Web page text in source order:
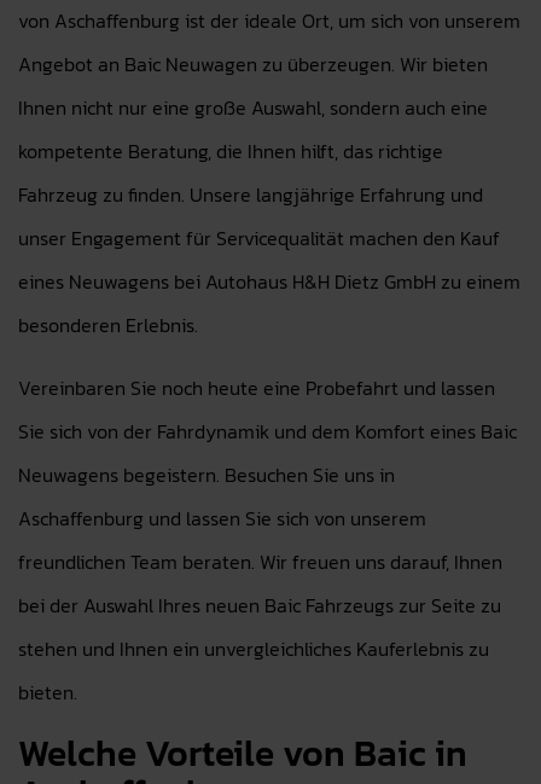
von Aschaffenburg ist der ideale Ort, um sich von unserem
Angebot an Baic Neuwagen zu überzeugen. Wir bieten
Ihnen nicht nur eine große Auswahl, sondern auch eine
kompetente Beratung, die Ihnen hilft, das richtige
Fahrzeug zu finden. Unsere langjährige Erfahrung und
unser Engagement für Servicequalität machen den Kauf
eines Neuwagens bei Autohaus H&H Dietz GmbH zu einem
besonderen Erlebnis.
Vereinbaren Sie noch heute eine Probefahrt und lassen
Sie sich von der Fahrdynamik und dem Komfort eines Baic
Neuwagens begeistern. Besuchen Sie uns in
Aschaffenburg und lassen Sie sich von unserem
freundlichen Team beraten. Wir freuen uns darauf, Ihnen
bei der Auswahl Ihres neuen Baic Fahrzeugs zur Seite zu
stehen und Ihnen ein unvergleichliches Kauferlebnis zu
bieten.
Welche Vorteile von Baic in